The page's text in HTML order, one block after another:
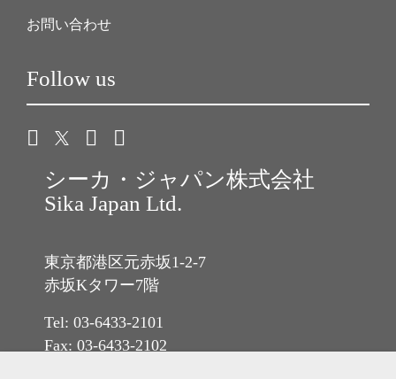
お問い合わせ
Follow us
シーカ・ジャパン株式会社
Sika Japan Ltd.
東京都港区元赤坂1-2-7
赤坂Kタワー7階
Tel: 03-6433-2101
Fax: 03-6433-2102